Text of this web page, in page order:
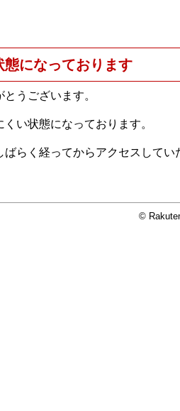
になっております
うございます。
い状態になっております。
らく経ってからアクセスして
©